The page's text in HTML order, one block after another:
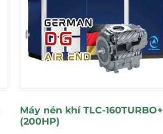
Máy nén khí TLC-160TURBO+
(200HP)